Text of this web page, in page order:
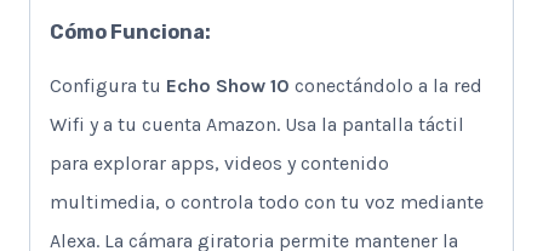
Cómo Funciona:
Configura tu Echo Show 10 conectándolo a la red
Wifi y a tu cuenta Amazon. Usa la pantalla táctil
para explorar apps, videos y contenido
multimedia, o controla todo con tu voz mediante
Alexa. La cámara giratoria permite mantener la